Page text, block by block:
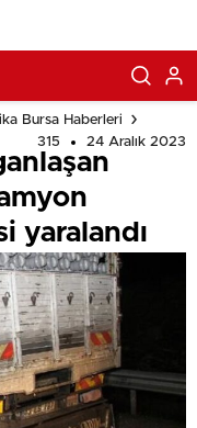
Bursa Haberleri
315
24 Aralık 2023
yaralandı